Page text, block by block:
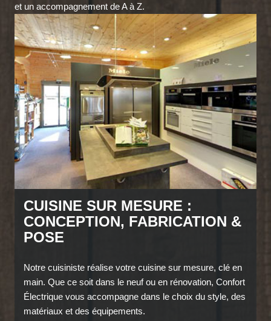
et un accompagnement de A à Z.
CUISINE SUR MESURE :
CONCEPTION, FABRICATION &
POSE
Notre cuisiniste réalise votre cuisine sur mesure, clé en
main. Que ce soit dans le neuf ou en rénovation, Confort
Électrique vous accompagne dans le choix du style, des
matériaux et des équipements.